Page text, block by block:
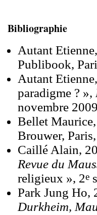
Bibliographie
Autant
Publibook,
Autant
paradigme ? »,
novembre
Bellet
Brouwer,
Caillé Alain,
Revue du
religieux », 2e
Park Jung Ho,
Durkheim,